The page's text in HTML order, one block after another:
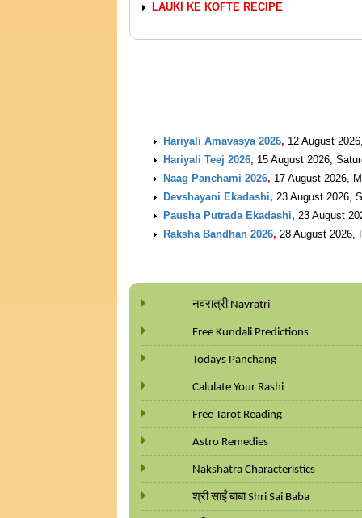
LAUKI KE KOFTE RECIPE
Hariyali Amavasya 2026, 12 August
Hariyali Teej 2026, 15 August 2026,
Naag Panchami 2026, 17 August 2026,
Devshayani Ekadashi, 23 August 2026,
Pausha Putrada Ekadashi, 23 August
Raksha Bandhan 2026, 28 August 2026,
नवरात्री Navratri
Free Kundali Predictions
Todays Panchang
Calulate Your Rashi
Free Tarot Reading
Astro Remedies
Nakshatra Characteristics
श्री साईं बाबा Shri Sai Baba